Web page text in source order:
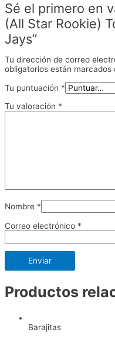
Sé el primero en
(All Star Rookie)
Jays”
Tu dirección de correo
obligatorios están marcados
Tu puntuación *
Tu valoración *
Nombre *
Correo electrónico *
Productos
Barajitas